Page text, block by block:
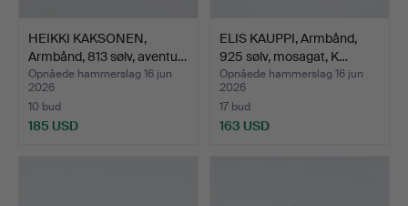
HEIKKI KAKSONEN,
Armbånd, 813 sølv, aventu…
Opnåede hammerslag 16 jun
2026
10 bud
185 USD
ELIS KAUPPI, Armbånd,
925 sølv, mosagat, K…
Opnåede hammerslag 16 jun
2026
17 bud
163 USD